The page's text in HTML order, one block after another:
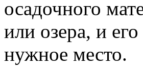
осадочного
или озера, и
нужное место.